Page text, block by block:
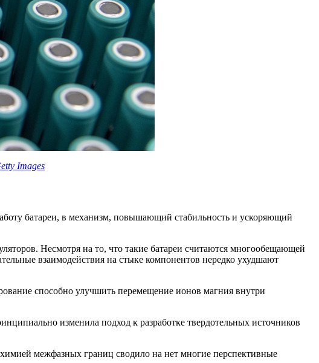
Images
батареи, в механизм, повышающий стабильность и ускоряющий
Несмотря на то, что такие батареи считаются многообещающей
взаимодействия на стыке компонентов нередко ухудшают
способно улучшить перемещение ионов магния внутри
изменила подход к разработке твердотельных источников
межфазных границ сводило на нет многие перспективные